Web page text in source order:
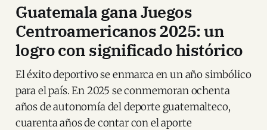
Guatemala gana Juegos
Centroamericanos 2025: un
logro con significado histórico
El éxito deportivo se enmarca en un año simbólico
para el país. En 2025 se conmemoran ochenta
años de autonomía del deporte guatemalteco,
cuarenta años de contar con el aporte